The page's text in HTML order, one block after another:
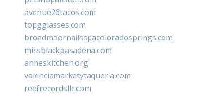
avenue26tacos.com
topgglasses.com
broadmoornailsspacoloradosprings.com
missblackpasadena.com
anneskitchen.org
valenciamarketytaqueria.com
reefrecordsllc.com